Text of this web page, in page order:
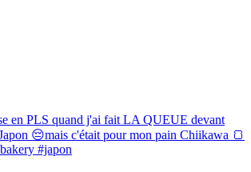
en PLS quand j'ai fait LA QUEUE devant
😔mais c'était pour mon pain Chiikawa 🍞
#japon